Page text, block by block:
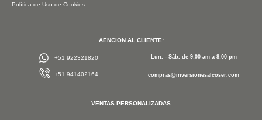
Política de Uso de Cookies
AENCION AL CLIENTE:
+51 922321820
+51 941402164
Lun. - Sáb. de 9:00 am a 8:00 pm
compras@inversionesalcoser.com
VENTAS PERSONALIZADAS